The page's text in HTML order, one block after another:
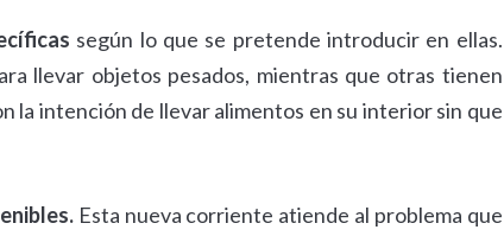
según lo que se pretende introducir en ellas.
llevar objetos pesados, mientras que otras tienen
la intención de llevar alimentos en su interior sin que
Esta nueva corriente atiende al problema que